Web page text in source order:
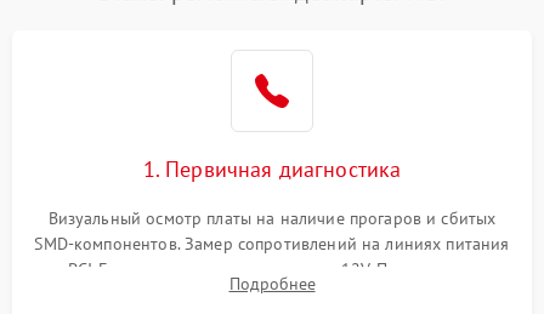
1. Первичная диагностика
Визуальный осмотр платы на наличие прогаров и сбитых
SMD-компонентов. Замер сопротивлений на линиях питания
PCI-E и дополнительных разъемах 12V. Проверка на
короткое замыкание основных дросселей питания GPU и
Подробнее